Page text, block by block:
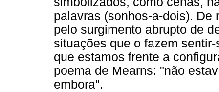
palavras (sonhos-a-dois). De
pelo surgimento abrupto de
situações que o fazem
que estamos frente a
poema de Mearns: "não
embora".